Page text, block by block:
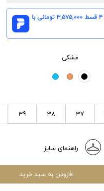
۳,۵۷۵,۰۰۰تومانی با
مشکی
37
38
39
راهنمای سایز
افزودن به سبد خرید